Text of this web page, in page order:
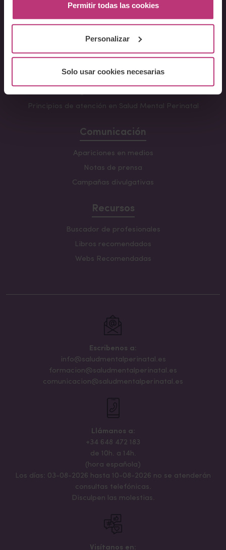
Permitir todas las cookies
Personalizar
Solo usar cookies necesarias
Herramientas de Psicoterapia Perinatal
Psiquiatría perinatal
Lactancia y Salud Mental
La mirada perinatal en el ámbito social
Formación avanzada en acompañamiento y atención al
Principios de atención en Salud Mental Perinatal
Comunicación
Apariciones en medios
Notas de prensa
Campañas divulgativas
Recursos
Buscador de profesionales
Libros recomendados
Webs Recomendadas
Escribenos a:
info@saludmentalperinatal.es
formacion@saludmentalperinatal.es
comunicacion@saludmentalperinatal.es
Llámanos a:
+34 648 472 183
de 10h. a 14h.
(hora española)
Los días: 03-08-2026 hasta 10-08-2026 no se atenderán
consultas telefónicas.
Disculpen las molestias.
Visítanos en: